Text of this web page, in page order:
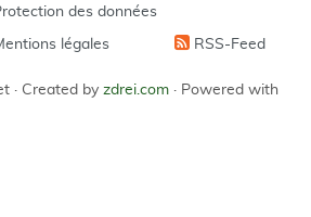
des données
légales RSS-Feed
· Created by zdrei.com · Powered with